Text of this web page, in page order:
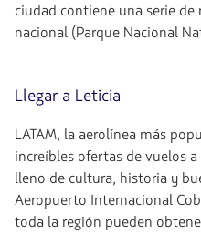
ciudad contiene una serie
nacional (Parque Nacional
Llegar a Leticia
LATAM, la aerolínea más
increíbles ofertas de vuelos
lleno de cultura, historia y
Aeropuerto Internacional
toda la región pueden